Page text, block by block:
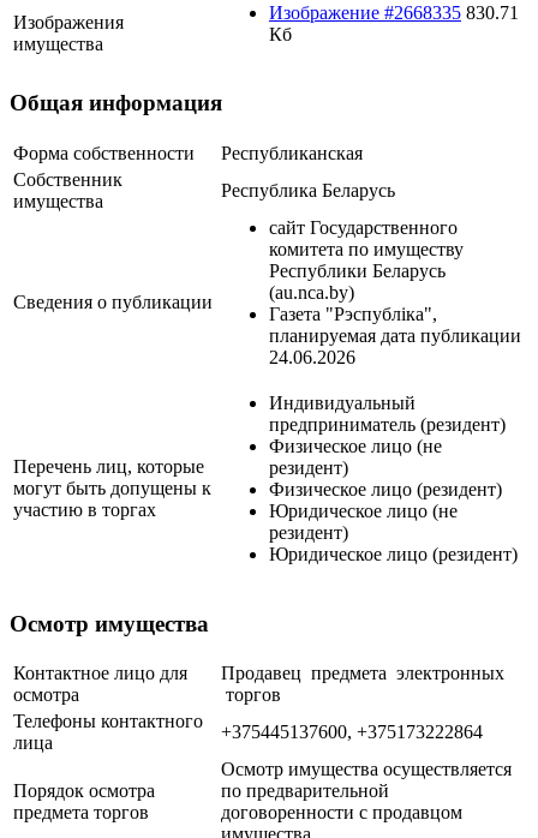
Изображения
имущества
Изображение #2668335 830.71
Кб
Общая информация
Форма собственности
Республиканская
Собственник
имущества
Республика Беларусь
Сведения о публикации
сайт Государственного
комитета по имуществу
Республики Беларусь
(au.nca.by)
Газета "Рэспубліка",
планируемая дата публикации
24.06.2026
Перечень лиц, которые
могут быть допущены к
участию в торгах
Индивидуальный
предприниматель (резидент)
Физическое лицо (не
резидент)
Физическое лицо (резидент)
Юридическое лицо (не
резидент)
Юридическое лицо (резидент)
Осмотр имущества
Контактное лицо для
осмотра
Продавец предмета электронных
торгов
Телефоны контактного
лица
+375445137600, +375173222864
Порядок осмотра
предмета торгов
Осмотр имущества осуществляется
по предварительной
договоренности с продавцом